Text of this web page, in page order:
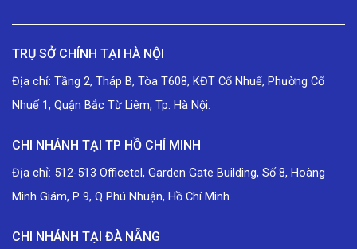
TRỤ SỞ CHÍNH TẠI HÀ NỘI
Địa chỉ: Tầng 2, Tháp B, Tòa T608, KĐT Cổ Nhuế, Phường Cổ
Nhuế 1, Quận Bắc Từ Liêm, Tp. Hà Nội.
CHI NHÁNH TẠI TP HỒ CHÍ MINH
Địa chỉ: 512-513 Officetel, Garden Gate Building, Số 8, Hoàng
Minh Giám, P 9, Q Phú Nhuận, Hồ Chí Minh.
CHI NHÁNH TẠI ĐÀ NẴNG